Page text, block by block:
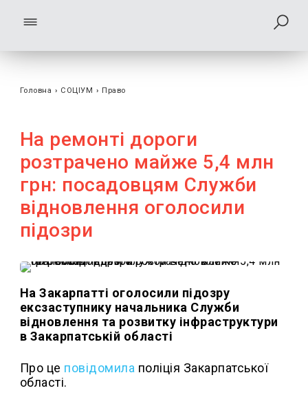
Головна › СОЦІУМ › Право
На ремонті дороги
розтрачено майже 5,4 млн
грн: посадовцям Служби
відновлення оголосили
підозри
На Закарпатті оголосили підозру
ексзаступнику начальника Служби
відновлення та розвитку інфраструктури
в Закарпатській області
Про це повідомила поліція Закарпатської
області.